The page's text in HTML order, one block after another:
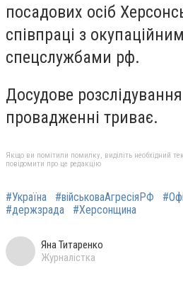
посадових осіб
співпраці з
спецслужбами рф.
Досудове
провадженні триває.
Якщо ви помітили помилку, виділіть необхідний
повідомити про це редакцію
#Україна #військоваАгресіяРФ
#держзрада
#Херсонщина
Яна Титаренко
Журналістка